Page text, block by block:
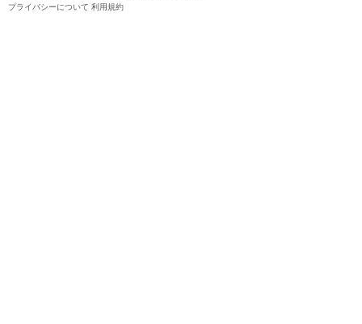
プライバシーについて 利用規約